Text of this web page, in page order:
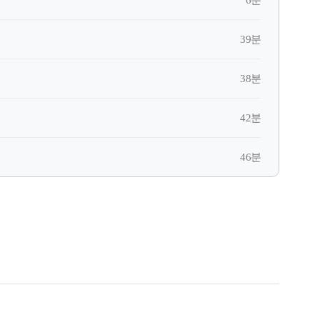
39분
38분
42분
46분